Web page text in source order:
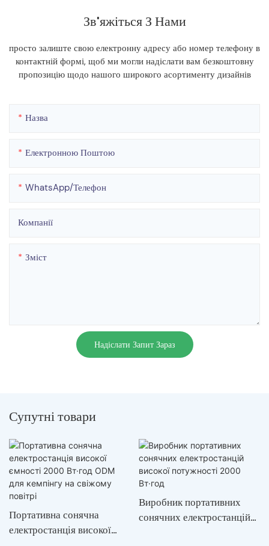
Зв'яжіться З Нами
просто залиште свою електронну адресу або номер телефону в
контактній формі, щоб ми могли надіслати вам безкоштовну
пропозицію щодо нашого широкого асортименту дизайнів
Назва
Електронною Поштою
WhatsApp/телефон
Компанії
Зміст
Надіслати Запит Зараз
Супутні товари
Портативна сонячна
електростанція високої
Виробник портативних
сонячних електростанцій